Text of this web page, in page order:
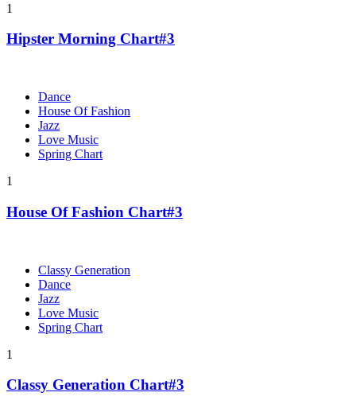
1
Hipster Morning Chart#3
Dance
House Of Fashion
Jazz
Love Music
Spring Chart
1
House Of Fashion Chart#3
Classy Generation
Dance
Jazz
Love Music
Spring Chart
1
Classy Generation Chart#3